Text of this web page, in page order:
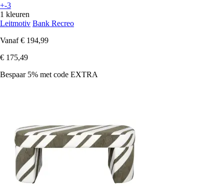
+-3
1 kleuren
Leitmotiv Bank Recreo
Vanaf € 194,99
€ 175,49
Bespaar 5% met code EXTRA